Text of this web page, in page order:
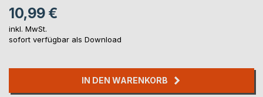
10,99 €
inkl. MwSt.
sofort verfügbar als Download
IN DEN WARENKORB